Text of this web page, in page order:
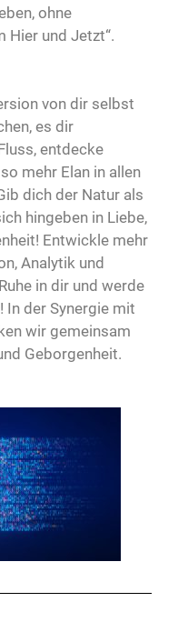
ohne
Hier und Jetzt“.
von dir selbst
es dir
entdecke
mehr Elan in allen
dich der Natur als
hingeben in Liebe,
Entwickle mehr
Analytik und
in dir und werde
In der Synergie mit
wir gemeinsam
Geborgenheit.